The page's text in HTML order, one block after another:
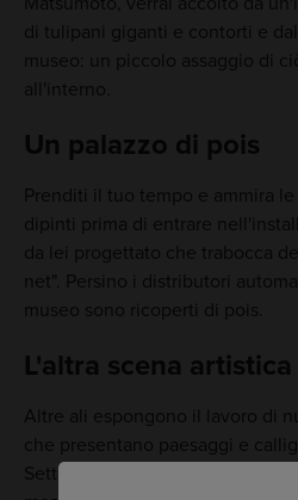
di tulipani giganti e contorti e
museo: un piccolo assaggio di
all'interno.
Un palazzo di pois
Prenditi il tuo tempo e ammira
dipinti prima di entrare
da lei progettato che trabocca
net". Persino i distributori
museo sono ricoperti di pois.
L'altra scena
Altre ali espongono il lavoro di
che presentano paesaggi e
Settentrionali giapponesi. Il